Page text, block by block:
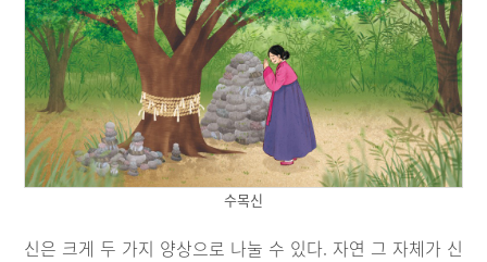
수목신
신은 크게 두 가지 양상으로 나눌 수 있다. 자연 그 자체가 신